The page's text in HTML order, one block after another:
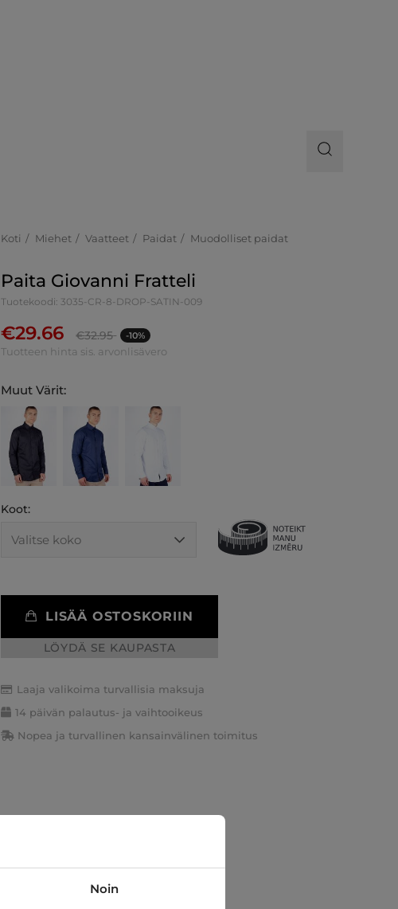
Koti Miehet Vaatteet Paidat Muodolliset paidat
Paita Giovanni Fratteli
Tuotekoodi: 3035-CR-8-DROP-SATIN-009
€29.66 €32.95 -10%
Tuotteen hinta sis. arvonlisävero
Muut Värit:
Koot:
LISÄÄ OSTOSKORIIN
LÖYDÄ SE KAUPASTA
Laaja valikoima turvallisia maksuja
14 päivän palautus- ja vaihtooikeus
Nopea ja turvallinen kansainvälinen toimitus
Noin